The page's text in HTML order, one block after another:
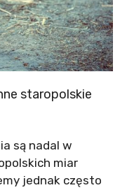
staropolskie
są nadal w
miar
jednak często